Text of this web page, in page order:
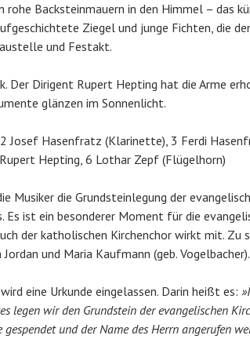
rohe Backsteinmauern in den Himmel – das
Ziegel und junge Fichten, die
und Festakt.
Dirigent Rupert Hepting hat die Arme
glänzen im Sonnenlicht.
Josef Hasenfratz (Klarinette), 3 Ferdi
Hepting, 6 Lothar Zepf (Flügelhorn)
Musiker die Grundsteinlegung der
Es ist ein besonderer Moment für die
der katholischen Kirchenchor wirkt mit. Zu
und Maria Kaufmann (geb. Vogelbacher).
eine Urkunde eingelassen. Darin heißt es:
legen wir den Grundstein der evangelischen
und der Name des Herrn angerufen